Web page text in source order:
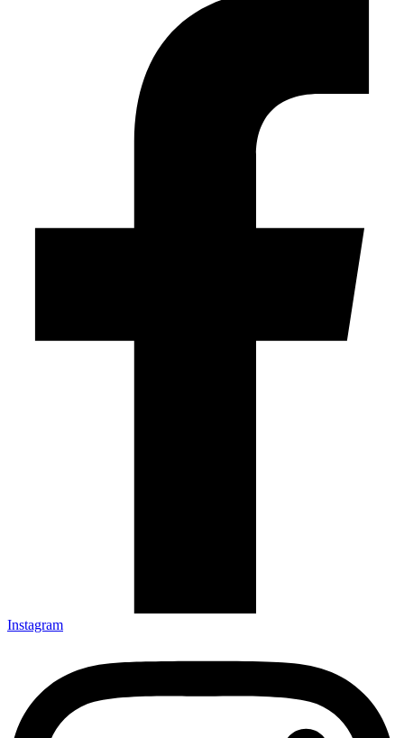
Instagram